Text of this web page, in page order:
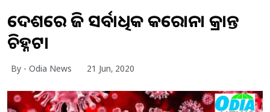
ଦେଶରେ ଆଜି ସର୍ବାଧିକ କରୋନା ଆକ୍ରାନ୍ତ
ଚିହ୍ନଟ।
By - Odia News 21 Jun, 2020